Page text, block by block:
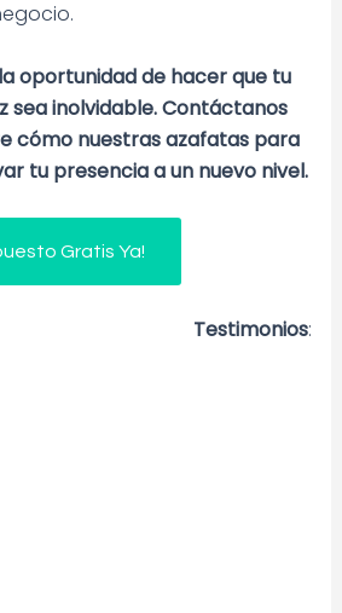
oportunidad de hacer que tu
sea inolvidable. Contáctanos
cómo nuestras azafatas para
tu presencia a un nuevo nivel.
Gratis Ya!
Testimonios: